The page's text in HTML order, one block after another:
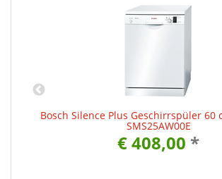
Bosch Silence Plus Geschirrspüler 60
SMS25AW00E
€ 408,00 *